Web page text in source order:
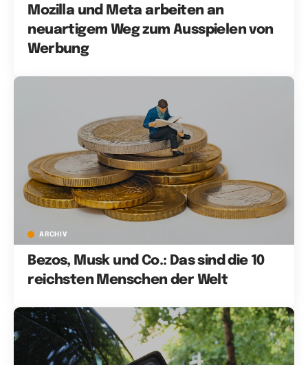
Mozilla und Meta arbeiten an
neuartigem Weg zum Ausspielen von
Werbung
ARCHIV
Bezos, Musk und Co.: Das sind die 10
reichsten Menschen der Welt